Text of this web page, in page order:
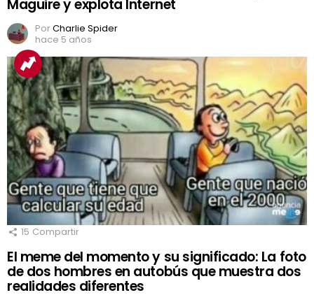
Maguire y explota Internet
PorCharlie Spider
hace 5 años
15 Compartir
El meme del momento y su significado: La foto
de dos hombres en autobús que muestra dos
realidades diferentes